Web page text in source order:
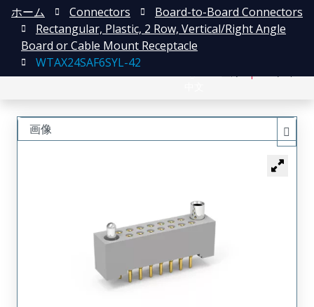
ホーム Connectors
Board-to-Board Connectors
Rectangular, Plastic, 2 Row, Vertical/Right Angle
Board or Cable Mount Receptacle
WTAX24SAF6SYL-42
画像